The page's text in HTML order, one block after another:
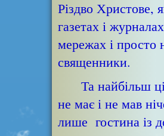
Різдво Христове,
газетах і
мережах і просто
священники.
Та найбільш
не має і не мав
лише гостина із